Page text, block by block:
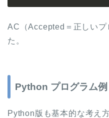
AC（Accepted＝正しいプ
た。
Python プログラム例
Python版も基本的な考え